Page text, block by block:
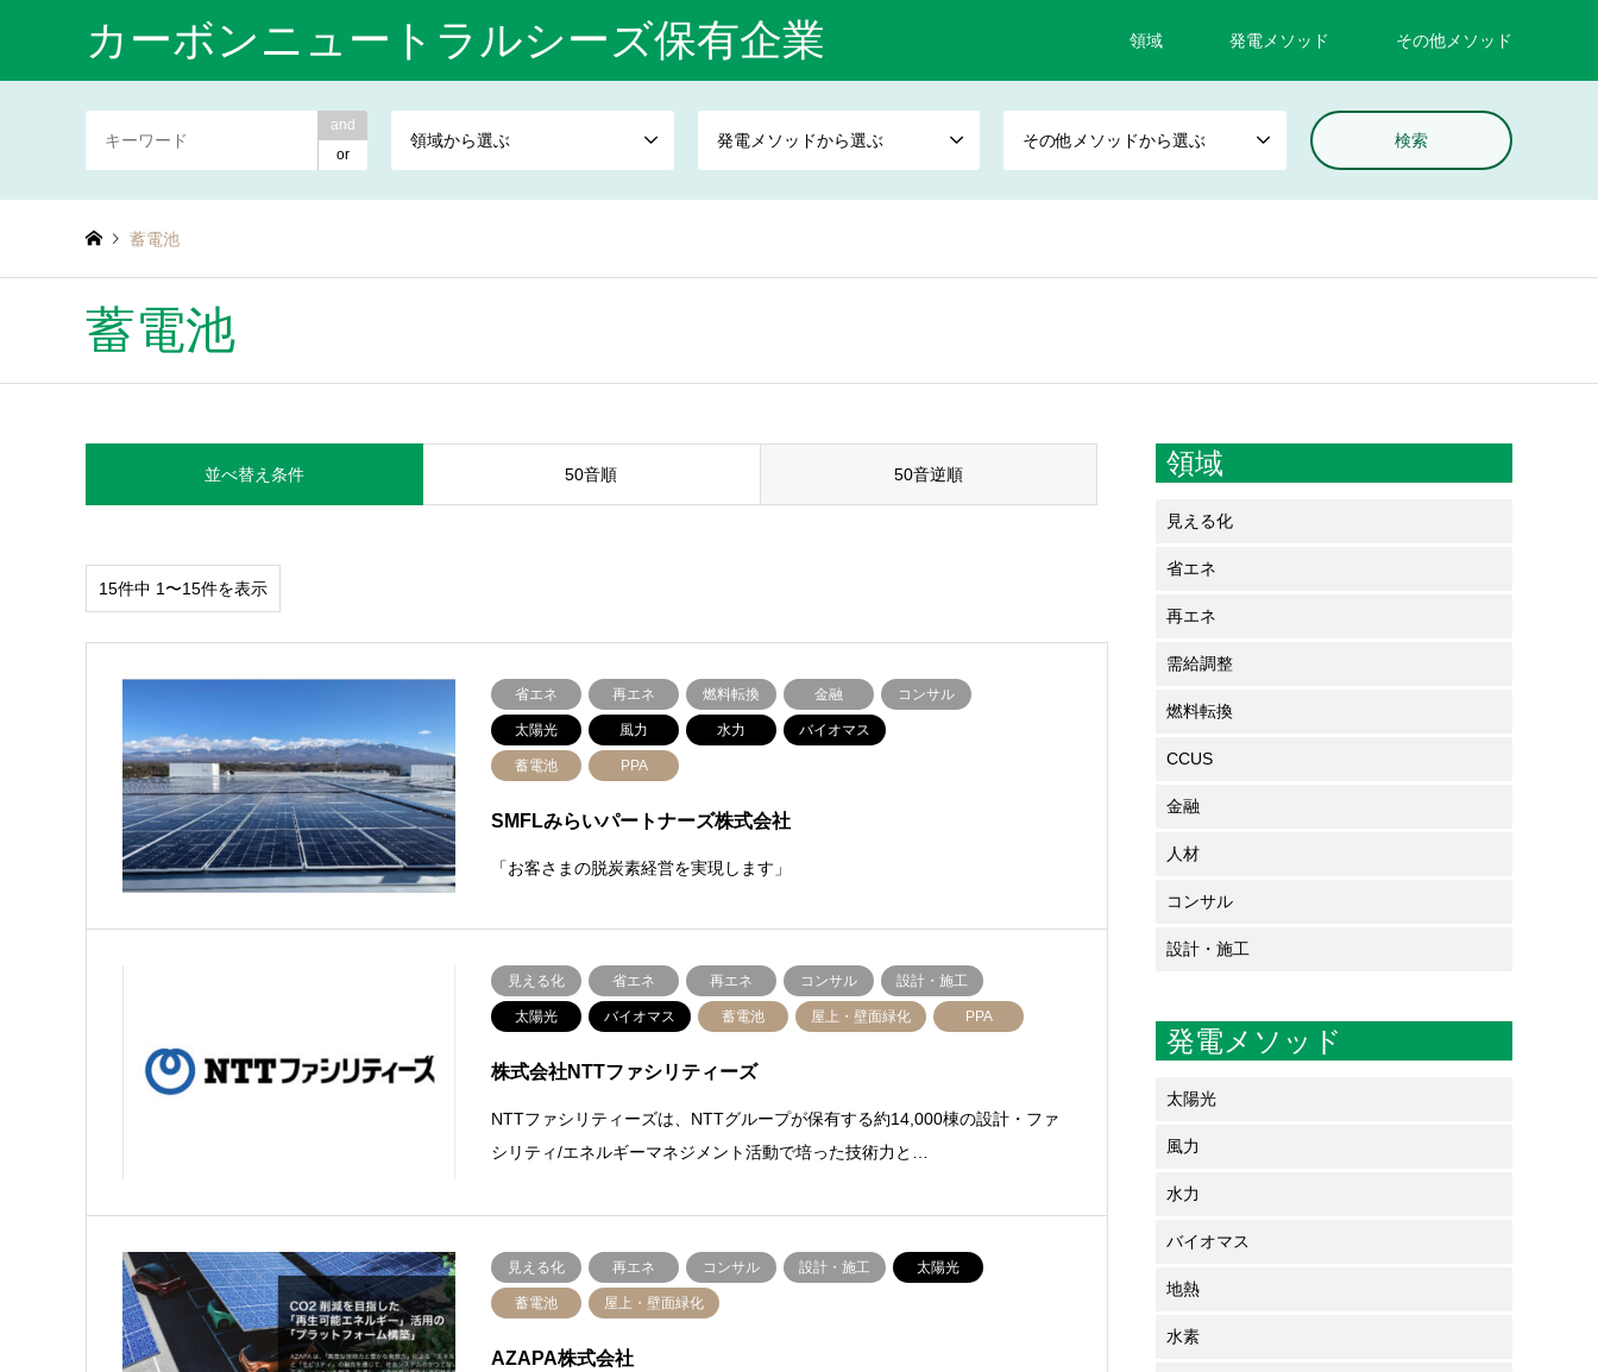
カーボンニュートラルシーズ保有企業 領域 発電メソッド その他メソッド
and
or
領域から選ぶ 発電メソッドから選ぶ その他メソッドから選ぶ
蓄電池
蓄電池
並べ替え条件 50音順 50音逆順
15件中 1〜15件を表示
省エネ 再エネ 燃料転換 金融 コンサル
太陽光 風力 水力 バイオマス
蓄電池 PPA
SMFLみらいパートナーズ株式会社
「お客さまの脱炭素経営を実現します」
見える化 省エネ 再エネ コンサル 設計・施工
太陽光 バイオマス 蓄電池 屋上・壁面緑化 PPA
株式会社NTTファシリティーズ
NTTファシリティーズは、NTTグループが保有する約14,000棟の設計・ファ
シリティ/エネルギーマネジメント活動で培った技術力と…
見える化 再エネ コンサル 設計・施工 太陽光
蓄電池 屋上・壁面緑化
AZAPA株式会社
領域
見える化
省エネ
再エネ
需給調整
燃料転換
CCUS
金融
人材
コンサル
設計・施工
発電メソッド
太陽光
風力
水力
バイオマス
地熱
水素